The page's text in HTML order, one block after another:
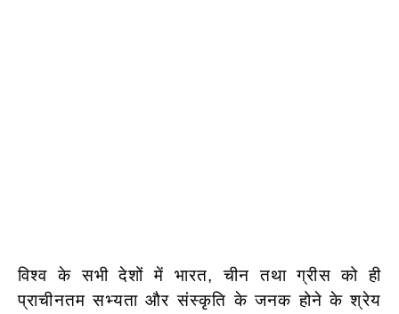
विश्व के सभी देशों में भारत, चीन तथा ग्रीस को ही
प्राचीनतम सभ्यता और संस्कृति के जनक होने के श्रेय